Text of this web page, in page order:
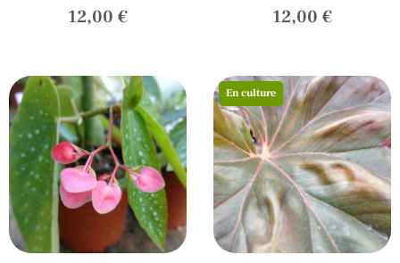
12,00 € 12,00 €
En culture